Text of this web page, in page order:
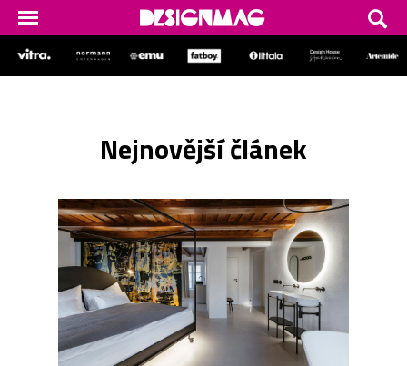
Nejnovější článek